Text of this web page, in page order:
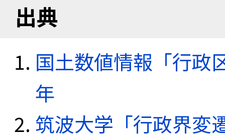
出典
国土数値情報「行政
年
筑波大学「行政界変